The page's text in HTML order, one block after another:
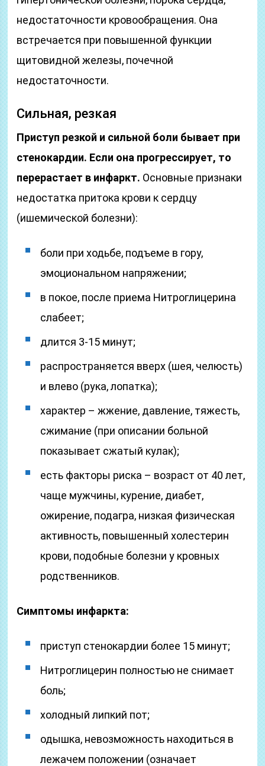
недостаточности кровообращения. Она
встречается при повышенной функции
щитовидной железы, почечной
недостаточности.
Сильная, резкая
Приступ резкой и сильной боли бывает при
стенокардии. Если она прогрессирует, то
перерастает в инфаркт. Основные признаки
недостатка притока крови к сердцу
(ишемической болезни):
боли при ходьбе, подъеме в гору,
эмоциональном напряжении;
в покое, после приема Нитроглицерина
слабеет;
длится 3-15 минут;
распространяется вверх (шея, челюсть)
и влево (рука, лопатка);
характер – жжение, давление, тяжесть,
сжимание (при описании больной
показывает сжатый кулак);
есть факторы риска – возраст от 40 лет,
чаще мужчины, курение, диабет,
ожирение, подагра, низкая физическая
активность, повышенный холестерин
крови, подобные болезни у кровных
родственников.
Симптомы инфаркта:
приступ стенокардии более 15 минут;
Нитроглицерин полностью не снимает
боль;
холодный липкий пот;
одышка, невозможность находиться в
лежачем положении (означает